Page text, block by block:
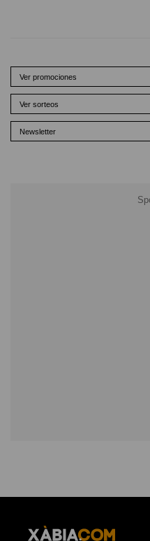
Ver promociones
Ver sorteos
Newsletter